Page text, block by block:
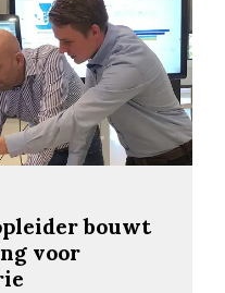
bouwt
voor